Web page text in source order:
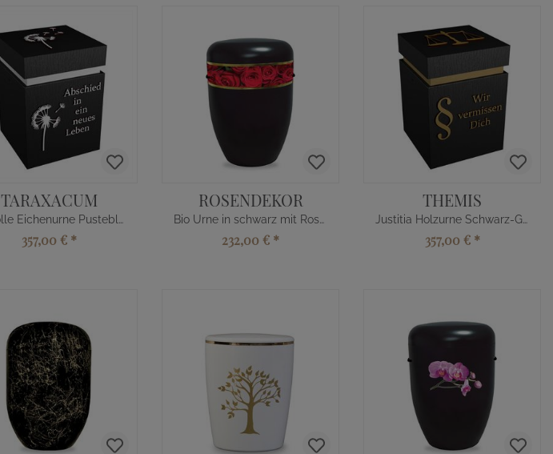
TARAXACUM
Stilvolle Eichenurne Pusteblume
357,00 € *
ROSENDEKOR
Bio Urne in schwarz mit Rosen Dekorband
232,00 € *
THEMIS
Justitia Holzurne Schwarz-Gold
357,00 € *